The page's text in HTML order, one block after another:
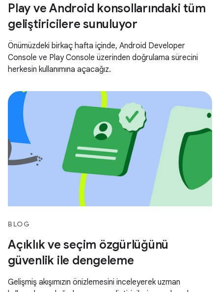
Play ve Android konsollarındaki tüm
geliştiricilere sunuluyor
Önümüzdeki birkaç hafta içinde, Android Developer
Console ve Play Console üzerinden doğrulama sürecini
herkesin kullanımına açacağız.
BLOG
Açıklık ve seçim özgürlüğünü
güvenlik ile dengeleme
Gelişmiş akışımızın önizlemesini inceleyerek uzman